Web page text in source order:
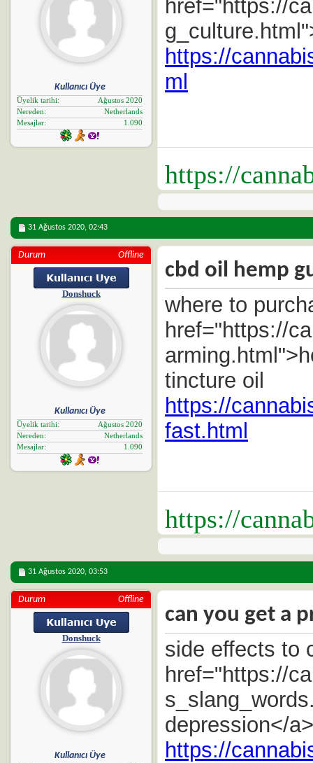
Kullanıcı Üye
Üyelik tarihi
Ağustos 2020
Nereden
Netherlands
Mesajlar
1.090
href="https://
https://
ml
https://
31 Ağustos 2020, 02:43
Durum Offline
Donshuck
Kullanıcı Üye
Üyelik tarihi
Ağustos 2020
Nereden
Netherlands
Mesajlar
1.090
cbd oil hemp
where to
href="https://
tincture oil
https://
fast.html
https://
31 Ağustos 2020, 03:53
Durum Offline
Donshuck
Kullanıcı Üye
can you get a
side effects to
href="https://
depression</
https://